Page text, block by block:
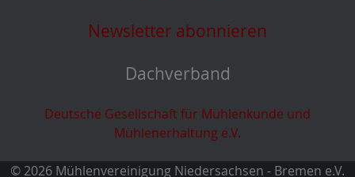
Newsletter abonnieren
Dachverband
Deutsche Gesellschaft für Mühlenkunde und
Mühlenerhaltung e.V.
© 2026 Mühlenvereinigung Niedersachsen - Bremen e.V.